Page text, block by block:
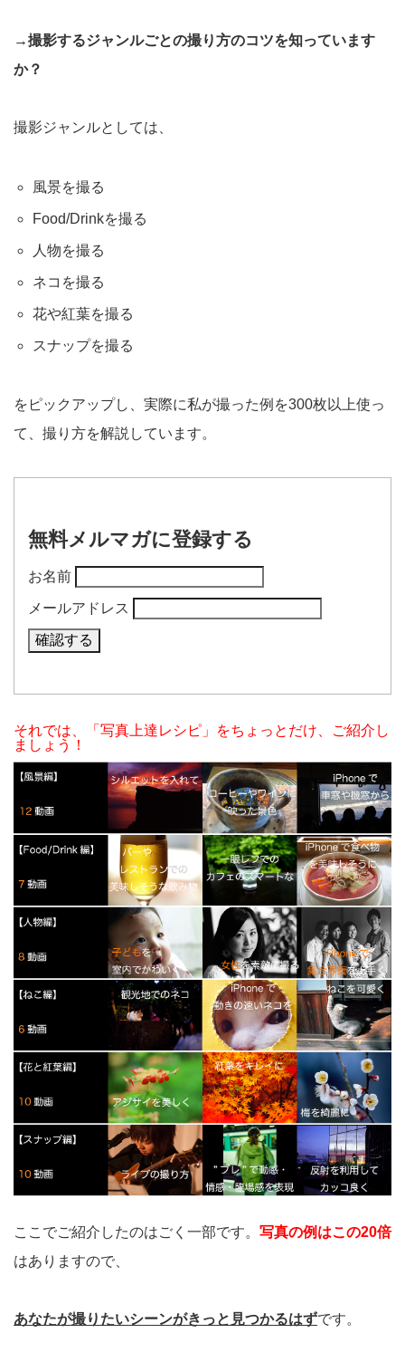
→撮影するジャンルごとの撮り方のコツを知っています
か？
撮影ジャンルとしては、
風景を撮る
Food/Drinkを撮る
人物を撮る
ネコを撮る
花や紅葉を撮る
スナップを撮る
をピックアップし、実際に私が撮った例を300枚以上使っ
て、撮り方を解説しています。
無料メルマガに登録する
お名前
メールアドレス
それでは、「写真上達レシピ」をちょっとだけ、ご紹介し
ましょう！
ここでご紹介したのはごく一部です。 写真の例はこの20倍
はありますので、
あなたが撮りたいシーンがきっと見つかるはずです。